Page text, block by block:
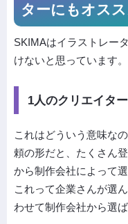
ターにもオス
SKIMAはイラストレー
けないと思っています。
1人のクリエイタ
これはどういう意味な
頼の形だと、たくさん
から制作会社によって
これって企業さんが選
わせて制作会社から選